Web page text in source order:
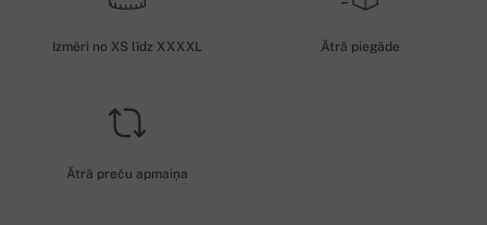
Izmēri no XS līdz XXXXL Ātrā piegāde
Ātrā preču apmaiņa